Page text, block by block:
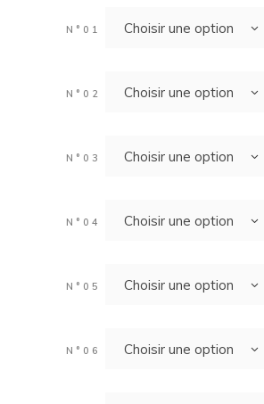
N°01 Choisir une option
N°02 Choisir une option
N°03 Choisir une option
N°04 Choisir une option
N°05 Choisir une option
N°06 Choisir une option